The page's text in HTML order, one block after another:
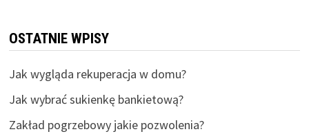
OSTATNIE WPISY
Jak wygląda rekuperacja w domu?
Jak wybrać sukienkę bankietową?
Zakład pogrzebowy jakie pozwolenia?